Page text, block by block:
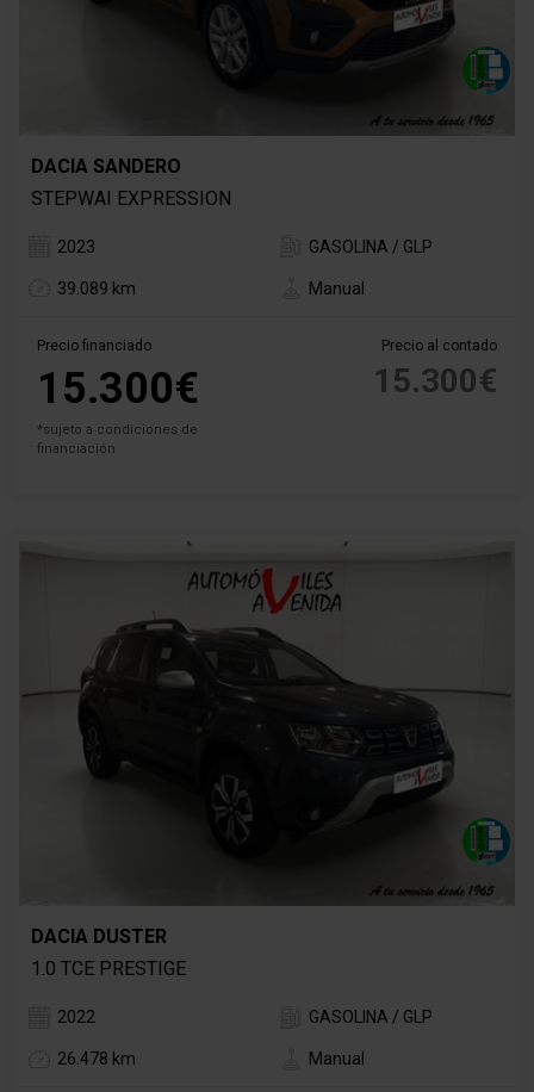
DACIA SANDERO
STEPWAI EXPRESSION
2023 GASOLINA / GLP
39.089 km Manual
Precio financiado
15.300€
*sujeto a condiciones de
financiación
Precio al contado
15.300€
DACIA DUSTER
1.0 TCE PRESTIGE
2022 GASOLINA / GLP
26.478 km Manual